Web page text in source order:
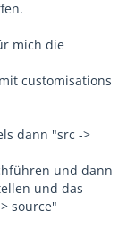
mich die
customisations
dann "src ->
und dann
und das
source"